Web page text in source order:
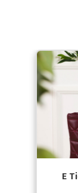
E